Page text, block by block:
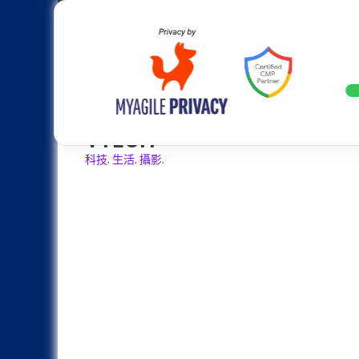
Skip
設計往旗艦機靠攏：Samsung
VTECH
科技. 生活. 攝影.